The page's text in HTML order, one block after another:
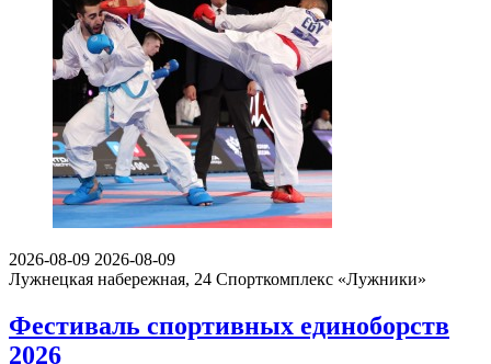
2026-08-09 2026-08-09
Лужнецкая набережная, 24 Спорткомплекс «Лужники»
Фестиваль спортивных единоборств
2026